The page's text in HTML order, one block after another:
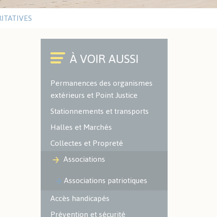
Cimetières
Office du Commerce et de
Police Municipale
Automatisée des Plaques
d'Immatriculation (LAPI)
ENVIRONNEMENT -
ESPACES VERTS
Localisation des espaces verts
et naturels sur le territoire
Les espaces verts
Les aires de jeux
Environnement
ACTUALITÉS SPORTIVES
Permanences des organismes
extérieurs et Point Justice
Stationnements et transports
Halles et Marchés
Collectes et Propreté
Associations
Associations patriotiques
Accès handicapés